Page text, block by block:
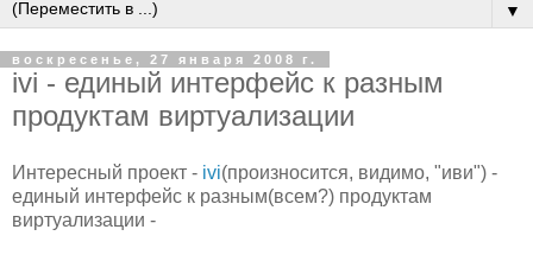
▼
воскресенье, 27 января 2008 г.
ivi - единый интерфейс к разным
продуктам виртуализации
Интересный проект - ivi(произносится, видимо, "иви") -
единый интерфейс к разным(всем?) продуктам
виртуализации -